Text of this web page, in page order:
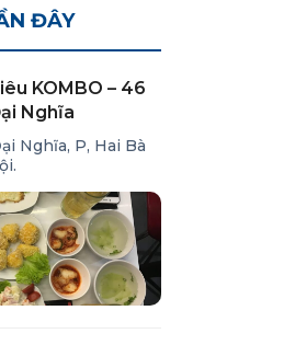
ĐÂY
KOMBO – 46
Nghĩa
Nghĩa, P, Hai Bà